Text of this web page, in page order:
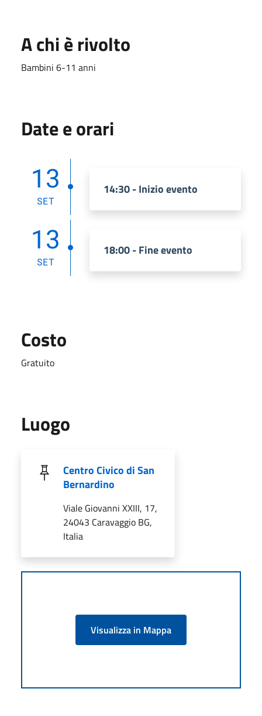
A chi è rivolto
Bambini 6-11 anni
Date e orari
13
SET
14:30 - Inizio evento
13
SET
18:00 - Fine evento
Costo
Gratuito
Luogo
Centro Civico di San
Bernardino
Viale Giovanni XXIII, 17,
24043 Caravaggio BG,
Italia
Visualizza in Mappa